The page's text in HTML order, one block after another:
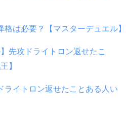
格は必要？【マスターデュエル】
ライトロン返せたことある人い